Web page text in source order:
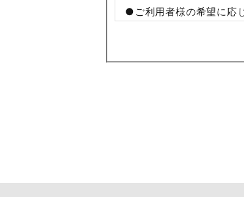
●ご利用者様の希望に応
●上記目的に付随する業